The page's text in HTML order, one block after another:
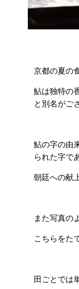
京都の夏の
鮎は独特の
と別名がご
鮎の字の由
られた字で
朝廷への献
また写真の
こちらをた
田ごとでは